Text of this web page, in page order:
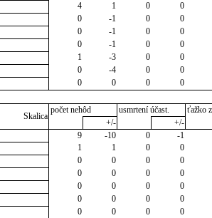
4 1 0 0
0 -1 0 0
0 -1 0 0
0 -1 0 0
1 -3 0 0
0 -4 0 0
0 0 0 0
Skalica
počet nehôd usmrtení účast. ťažko
+/-
+/-
9 -10 0 -1
1 1 0 0
0 0 0 0
0 0 0 0
0 0 0 0
0 0 0 0
0 0 0 0